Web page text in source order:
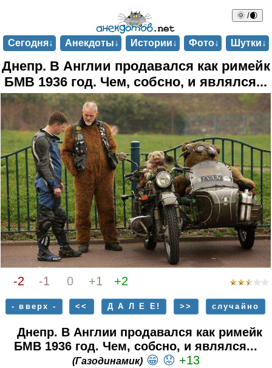
🌞 /🌒
Сегодня↓ Анекдоты↓ Истории↓ Фото↓ Шутки↓
Днепр. В Англии продавался как римейк
БМВ 1936 год. Чем, собсно, и являлся...
-2 -1 0 +1 +2
- вверх - << Д А Л Е Е! >> случайно
Днепр. В Англии продавался как римейк
БМВ 1936 год. Чем, собсно, и являлся...
(Газодинамик) 😁 😟 +13